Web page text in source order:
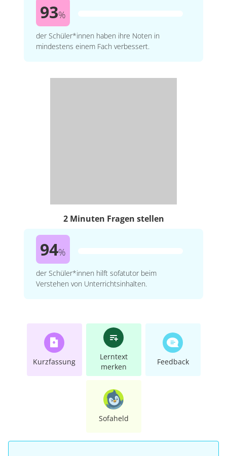
93%
der Schüler*innen haben ihre Noten in
mindestens einem Fach verbessert.
2 Minuten Fragen stellen
94%
der Schüler*innen hilft sofatutor beim
Verstehen von Unterrichtsinhalten.
Kurzfassung
Lerntext
merken
Feedback
Sofaheld